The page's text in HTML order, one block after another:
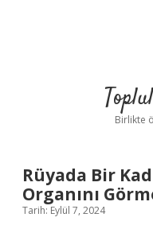
Birlikte
Rüyada Bir
Organını
Tarih: Eylül 7, 2024